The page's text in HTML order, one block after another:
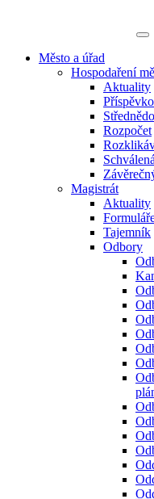
Město a úřad
Hospodaření
Aktuality
Rozpočet
Magistrát
Aktuality
Tajemník
Odbory